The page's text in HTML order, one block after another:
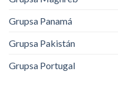
Grupsa Panamá
Grupsa Pakistán
Grupsa Portugal